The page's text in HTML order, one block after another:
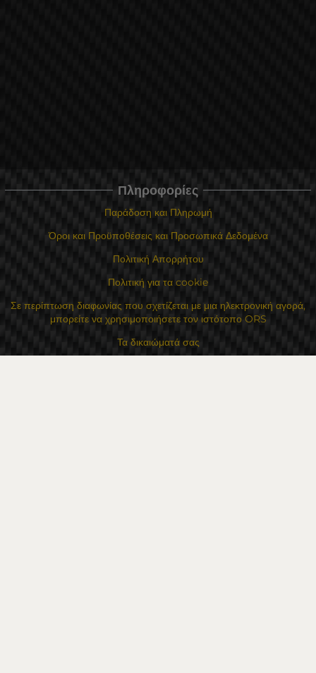
Πληροφορίες
Παράδοση και Πληρωμή
Όροι και Προϋποθέσεις και Προσωπικά Δεδομένα
Πολιτική Απορρήτου
Πολιτική για τα cookie
Σε περίπτωση διαφωνίας που σχετίζεται με μια ηλεκτρονική αγορά,
μπορείτε να χρησιμοποιήσετε τον ιστότοπο ORS
Τα δικαιώματά σας